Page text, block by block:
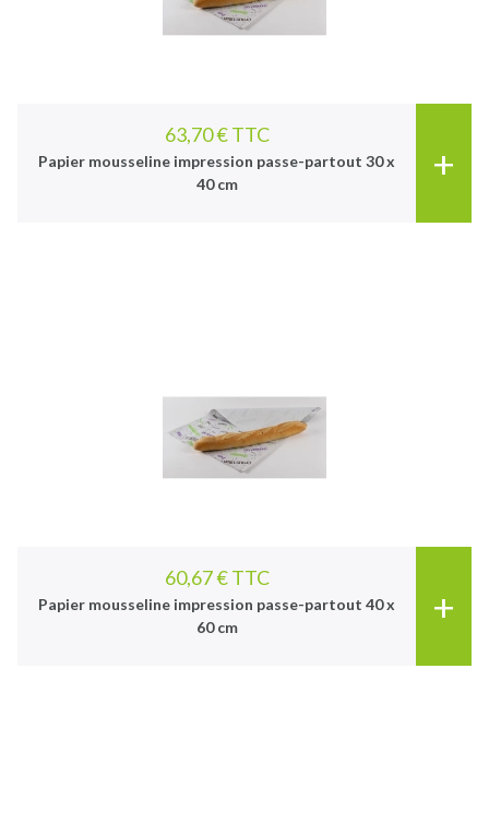
63,70 € TTC
Papier mousseline impression passe-partout 30 x
40 cm
+
60,67 € TTC
Papier mousseline impression passe-partout 40 x
60 cm
+